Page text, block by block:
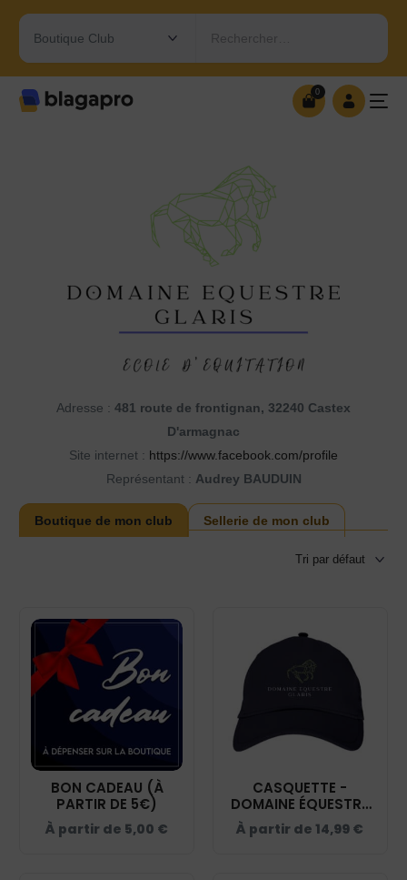
Rechercher…
0
Adresse : 481 route de frontignan, 32240 Castex
D'armagnac
Site internet : https://www.facebook.com/profile
Représentant : Audrey BAUDUIN
Boutique de mon club Sellerie de mon club
BON CADEAU (À
PARTIR DE 5€)
À partir de 5,00 €
CASQUETTE -
DOMAINE ÉQUESTRE
GLARIS - NAVY -
BF015
À partir de 14,99 €